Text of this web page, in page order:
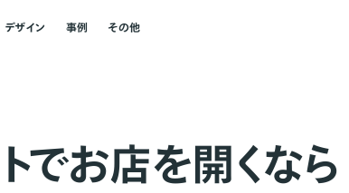
デザイン 事例 その他
トでお店を開くなら